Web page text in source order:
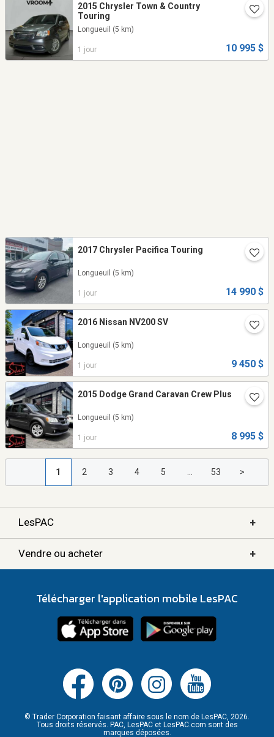
2015 Chrysler Town & Country
Touring
Longueuil (5 km)
1 jour 10 995 $
2017 Chrysler Pacifica Touring
Longueuil (5 km)
1 jour 14 990 $
2016 Nissan NV200 SV
Longueuil (5 km)
1 jour 9 450 $
2015 Dodge Grand Caravan Crew Plus
Longueuil (5 km)
1 jour 8 995 $
1 2 3 4 5 53 >
LesPAC +
Vendre ou acheter +
Télécharger l'application mobile LesPAC
© Trader Corporation faisant affaire sous le nom de LesPAC, 2026.
Tous droits réservés. PAC, LesPAC et LesPAC.com sont des
marques déposées.